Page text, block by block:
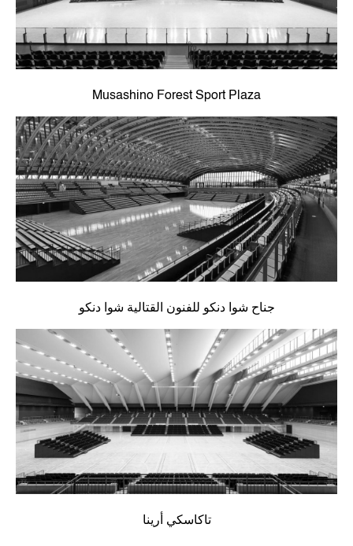
Musashino Forest Sport Plaza
جناح شوا دنكو للفنون القتالية شوا دنكو
تاكاسكي أرينا